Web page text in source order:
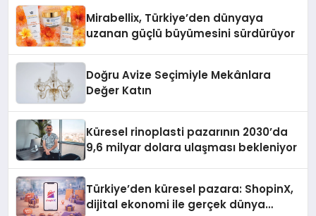
Mirabellix, Türkiye’den dünyaya
uzanan güçlü büyümesini sürdürüyor
Doğru Avize Seçimiyle Mekânlara
Değer Katın
Küresel rinoplasti pazarının 2030’da
9,6 milyar dolara ulaşması bekleniyor
Türkiye’den küresel pazara: ShopinX,
dijital ekonomi ile gerçek dünya